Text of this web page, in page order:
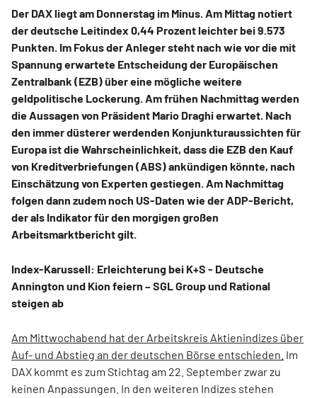
Der DAX liegt am Donnerstag im Minus. Am Mittag notiert
der deutsche Leitindex 0,44 Prozent leichter bei 9.573
Punkten. Im Fokus der Anleger steht nach wie vor die mit
Spannung erwartete Entscheidung der Europäischen
Zentralbank (EZB) über eine mögliche weitere
geldpolitische Lockerung. Am frühen Nachmittag werden
die Aussagen von Präsident Mario Draghi erwartet. Nach
den immer düsterer werdenden Konjunkturaussichten für
Europa ist die Wahrscheinlichkeit, dass die EZB den Kauf
von Kreditverbriefungen (ABS) ankündigen könnte, nach
Einschätzung von Experten gestiegen. Am Nachmittag
folgen dann zudem noch US-Daten wie der ADP-Bericht,
der als Indikator für den morgigen großen
Arbeitsmarktbericht gilt.
Index-Karussell: Erleichterung bei K+S - Deutsche
Annington und Kion feiern – SGL Group und Rational
steigen ab
Am Mittwochabend hat der Arbeitskreis Aktienindizes über
Auf- und Abstieg an der deutschen Börse entschieden. Im
DAX kommt es zum Stichtag am 22. September zwar zu
keinen Anpassungen. In den weiteren Indizes stehen